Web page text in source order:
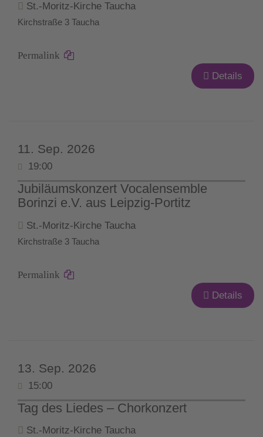
St.-Moritz-Kirche Taucha
Kirchstraße 3 Taucha
Permalink
Details
11. Sep. 2026
19:00
Jubiläumskonzert Vocalensemble
Borinzi e.V. aus Leipzig-Portitz
St.-Moritz-Kirche Taucha
Kirchstraße 3 Taucha
Permalink
Details
13. Sep. 2026
15:00
Tag des Liedes – Chorkonzert
St.-Moritz-Kirche Taucha